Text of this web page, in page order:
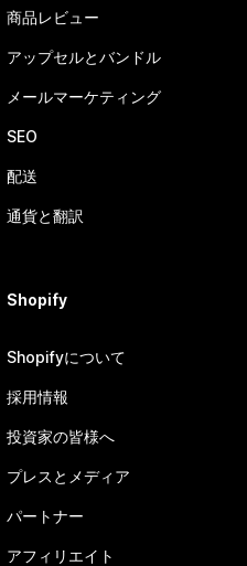
商品レビュー
アップセルとバンドル
メールマーケティング
SEO
配送
通貨と翻訳
Shopify
Shopifyについて
採用情報
投資家の皆様へ
プレスとメディア
パートナー
アフィリエイト